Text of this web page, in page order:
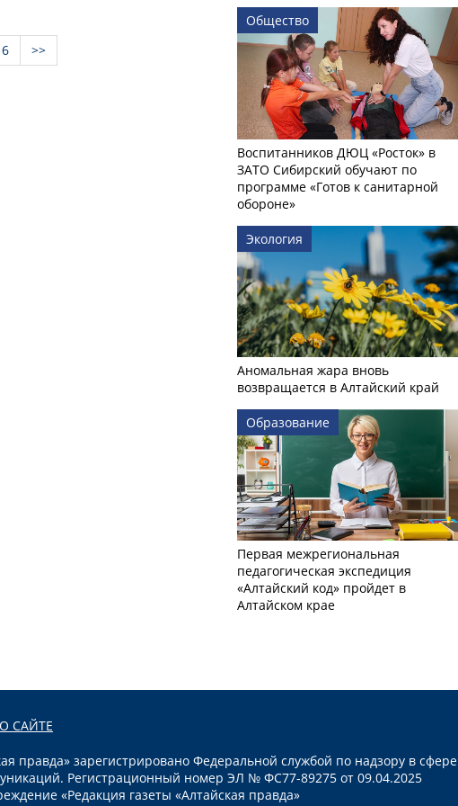
6 >>
Общество
Воспитанников ДЮЦ «Росток» в
ЗАТО Сибирский обучают по
программе «Готов к санитарной
обороне»
Экология
Аномальная жара вновь
возвращается в Алтайский край
Образование
Первая межрегиональная
педагогическая экспедиция
«Алтайский код» пройдет в
Алтайском крае
О САЙТЕ
правда» зарегистрировано Федеральной службой по надзору в сфере
Регистрационный номер ЭЛ № ФС77-89275 от 09.04.2025
«Редакция газеты «Алтайская правда»